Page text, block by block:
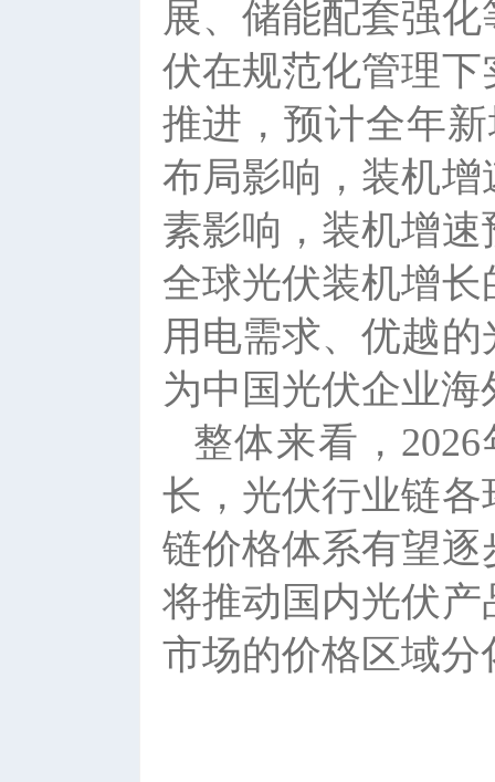
展、储能配套强
伏在规范化管理
推进，预计全年
布局影响，装机
素影响，装机增
全球光伏装机增
用电需求、优越
为中国光伏企业
整体来看，
长，光伏行业链
链价格体系有望
将推动国内光伏
市场的价格区域